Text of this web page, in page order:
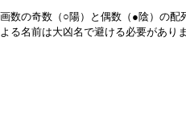
画数の奇数（○陽）と偶数（●陰）の配
よる名前は大凶名で避ける必要があり